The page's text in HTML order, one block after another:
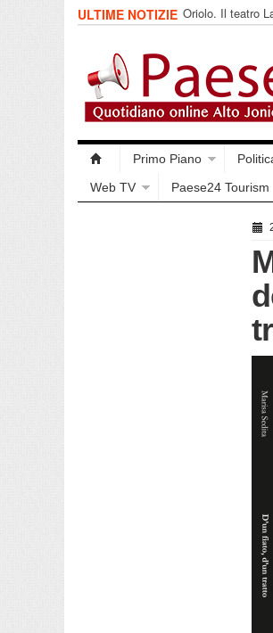
ULTIME NOTIZIE Oriolo. Il teatro
collettivo 365
Primo Piano
Web TV
Paese24 Tourism